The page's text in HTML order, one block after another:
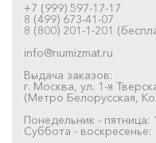
+7 (999) 597-17-17
8 (499) 673-41-07
8 (800) 201-1-201
info@numizmat.ru
Выдача заказов:
г. Москва, ул. 1-я
(Метро Белорусская,
Понедельник - пятница:
Суббота - воскресенье: